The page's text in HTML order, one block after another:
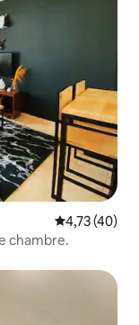
Évaluation
4,73 (40)
chambre.